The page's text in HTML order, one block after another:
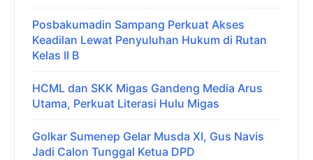
Posbakumadin Sampang Perkuat Akses
Keadilan Lewat Penyuluhan Hukum di Rutan
Kelas II B
HCML dan SKK Migas Gandeng Media Arus
Utama, Perkuat Literasi Hulu Migas
Golkar Sumenep Gelar Musda XI, Gus Navis
Jadi Calon Tunggal Ketua DPD